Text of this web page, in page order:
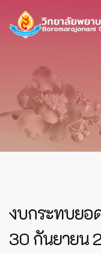
งบกระทบยอ
30 กันยายน